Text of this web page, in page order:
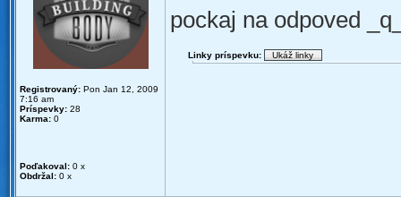
Registrovaný: Pon Jan 12, 2009
7:16 am
Príspevky: 28
Karma: 0
Poďakoval: 0 x
Obdržal: 0 x
pockaj na odpoved
Linky príspevku: